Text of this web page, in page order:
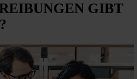
GIBT